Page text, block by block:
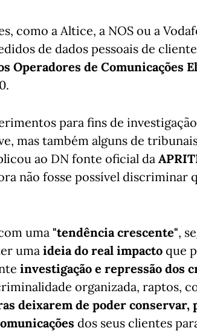
como a Altice, a NOS ou a
de dados pessoais de
Operadores de Comunicações
para fins de
mas também alguns de
ao DN fonte oficial da
não fosse possível discriminar
uma "tendência crescente",
uma ideia do real impacto que
investigação e repressão dos
organizada, raptos,
deixarem de poder conservar,
dos seus clientes